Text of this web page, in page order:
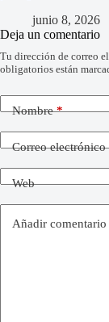
junio 8, 2026
Deja un comentario
Tu dirección de correo
obligatorios están
Nombre*
Correo electrónico
Web
Añadir comentario